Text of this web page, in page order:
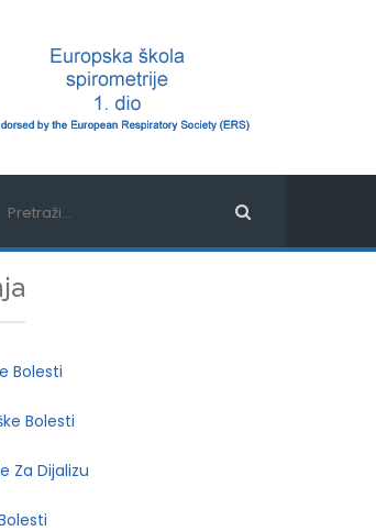
Bolesti
Bolesti
Za Dijalizu